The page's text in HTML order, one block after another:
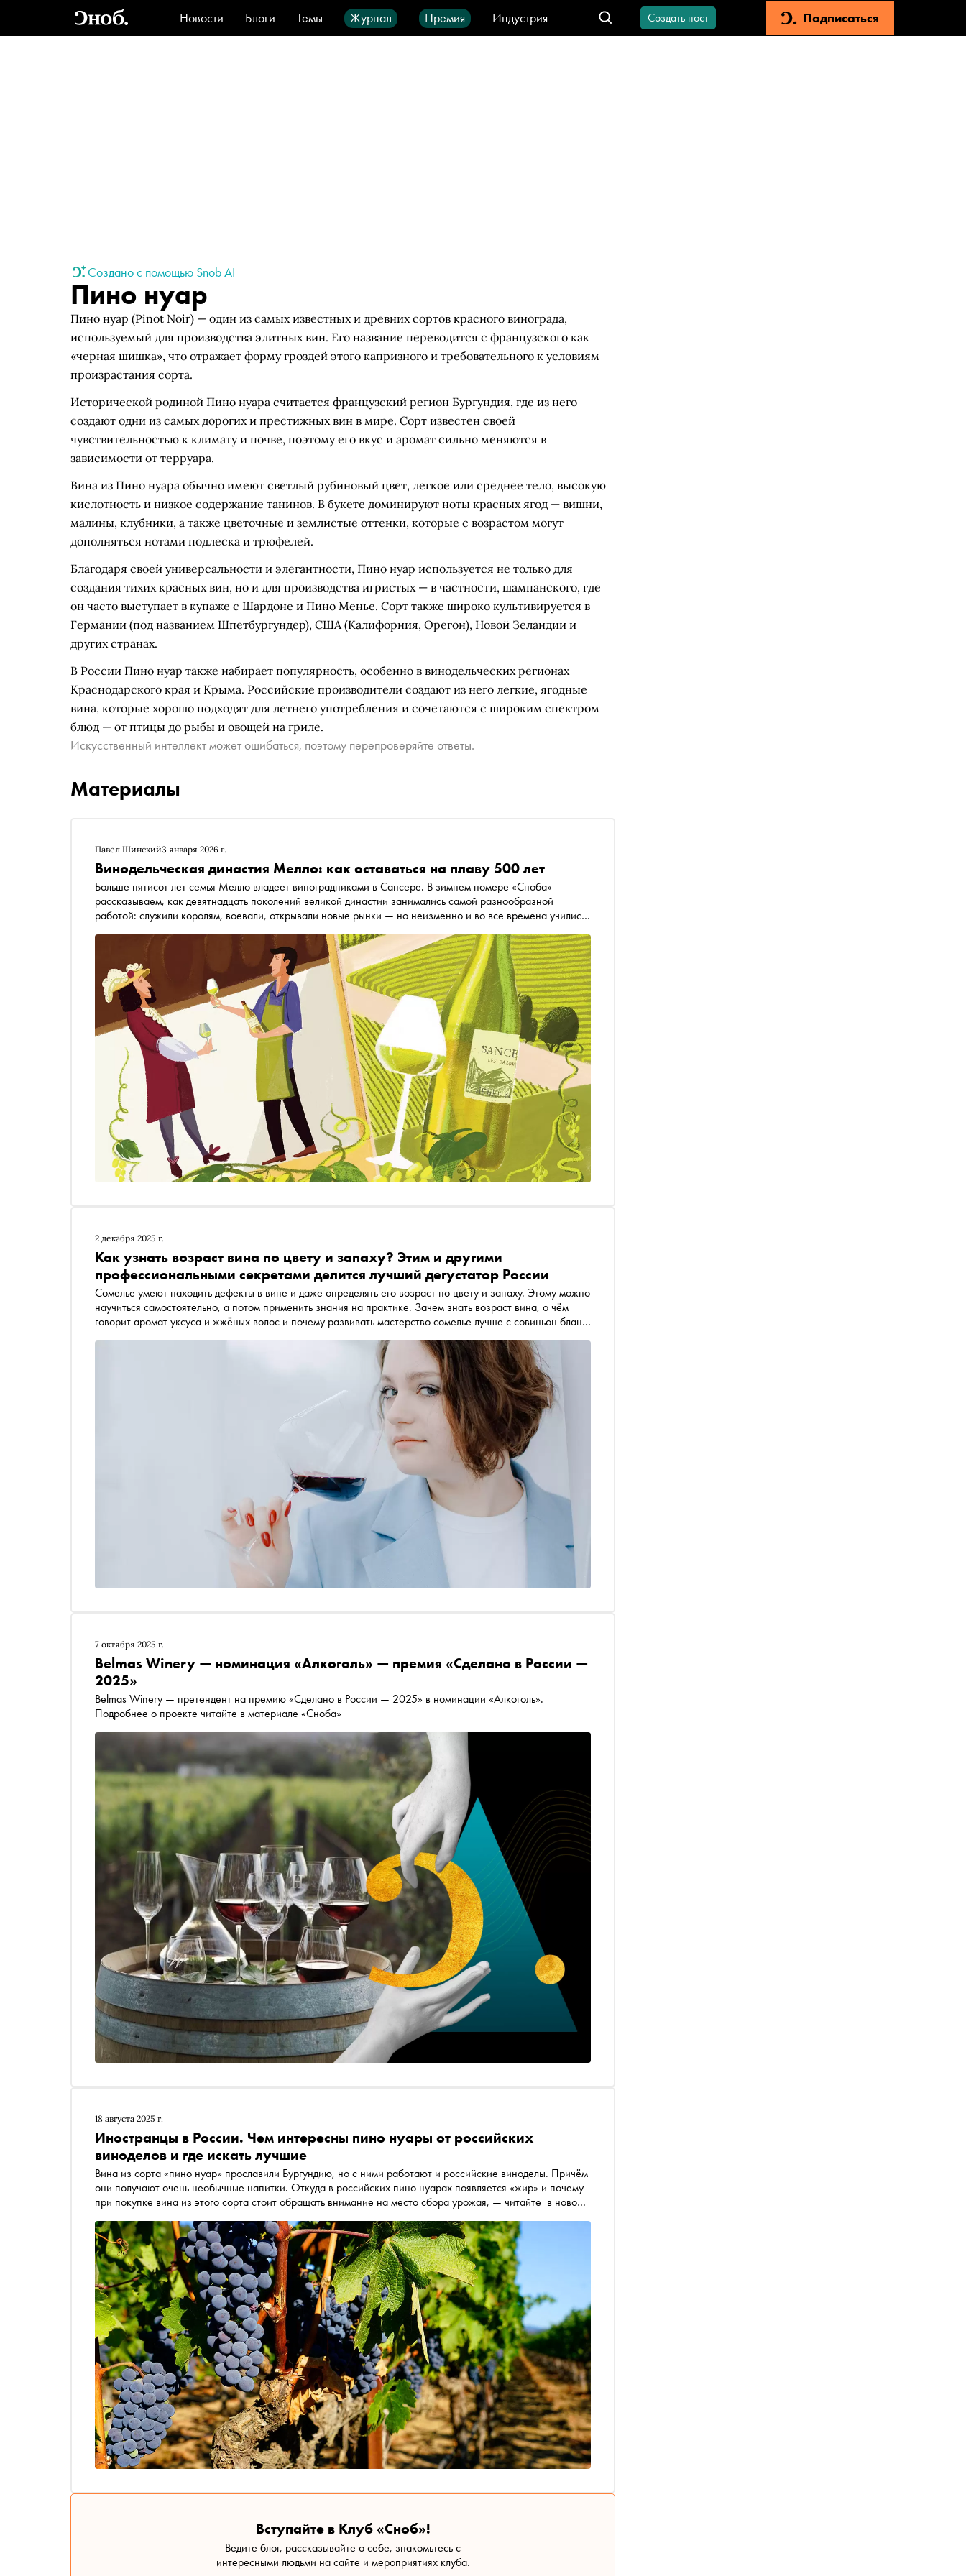
Новости Блоги Темы Журнал Премия
Индустрия
Стиль
Видео Город IT-продукты
Создать пост Подписаться
Создано с помощью Snob AI
Пино нуар
Пино нуар (Pinot Noir) — один из самых известных и древних сортов красного винограда,
используемый для производства элитных вин. Его название переводится с французского как
«черная шишка», что отражает форму гроздей этого капризного и требовательного к условиям
произрастания сорта.
Исторической родиной Пино нуара считается французский регион Бургундия, где из него
создают одни из самых дорогих и престижных вин в мире. Сорт известен своей
чувствительностью к климату и почве, поэтому его вкус и аромат сильно меняются в
зависимости от терруара.
Вина из Пино нуара обычно имеют светлый рубиновый цвет, легкое или среднее тело, высокую
кислотность и низкое содержание танинов. В букете доминируют ноты красных ягод — вишни,
малины, клубники, а также цветочные и землистые оттенки, которые с возрастом могут
дополняться нотами подлеска и трюфелей.
Благодаря своей универсальности и элегантности, Пино нуар используется не только для
создания тихих красных вин, но и для производства игристых — в частности, шампанского, где
он часто выступает в купаже с Шардоне и Пино Менье. Сорт также широко культивируется в
Германии (под названием Шпетбургундер), США (Калифорния, Орегон), Новой Зеландии и
других странах.
В России Пино нуар также набирает популярность, особенно в винодельческих регионах
Краснодарского края и Крыма. Российские производители создают из него легкие, ягодные
вина, которые хорошо подходят для летнего употребления и сочетаются с широким спектром
блюд — от птицы до рыбы и овощей на гриле.
Искусственный интеллект может ошибаться, поэтому перепроверяйте ответы.
Материалы
Павел Шинский3 января 2026 г.
Винодельческая династия Мелло: как оставаться на плаву 500 лет
Больше пятисот лет семья Мелло владеет виноградниками в Сансере. В зимнем номере «Сноба»
рассказываем, как девятнадцать поколений великой династии занимались самой разнообразной
работой: служили королям, воевали, открывали новые рынки — но неизменно и во все времена учились
2 декабря 2025 г.
Как узнать возраст вина по цвету и запаху? Этим и другими
профессиональными секретами делится лучший дегустатор России
Сомелье умеют находить дефекты в вине и даже определять его возраст по цвету и запаху. Этому можно
научиться самостоятельно, а потом применить знания на практике. Зачем знать возраст вина, о чём
говорит аромат уксуса и жжёных волос и почему развивать мастерство сомелье лучше с совиньон блана
7 октября 2025 г.
Belmas Winery — номинация «Алкоголь» — премия «Сделано в России —
2025»
Belmas Winery — претендент на премию «Сделано в России — 2025» в номинации «Алкоголь».
Подробнее о проекте читайте в материале «Сноба»
18 августа 2025 г.
Иностранцы в России. Чем интересны пино нуары от российских
виноделов и где искать лучшие
Вина из сорта «пино нуар» прославили Бургундию, но с ними работают и российские виноделы. Причём
они получают очень необычные напитки. Откуда в российских пино нуарах появляется «жир» и почему
при покупке вина из этого сорта стоит обращать внимание на место сбора урожая, — читайте в новой
Вступайте в Клуб «Сноб»!
Ведите блог, рассказывайте о себе, знакомьтесь с
интересными людьми на сайте и мероприятиях клуба.